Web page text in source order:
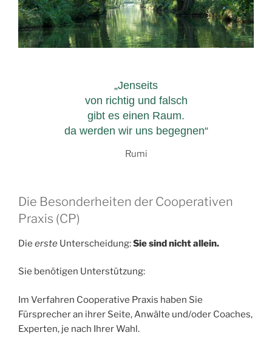
„Jenseits
von richtig und falsch
gibt es einen Raum.
da werden wir uns begegnen“
Rumi
Die Besonderheiten der Cooperativen
Praxis (CP)
Die erste Unterscheidung:Sie sind nicht allein.
Sie benötigen Unterstützung:
Im Verfahren Cooperative Praxis haben Sie
Fürsprecher an ihrer Seite, Anwälte und/oder Coaches,
Experten, je nach Ihrer Wahl.